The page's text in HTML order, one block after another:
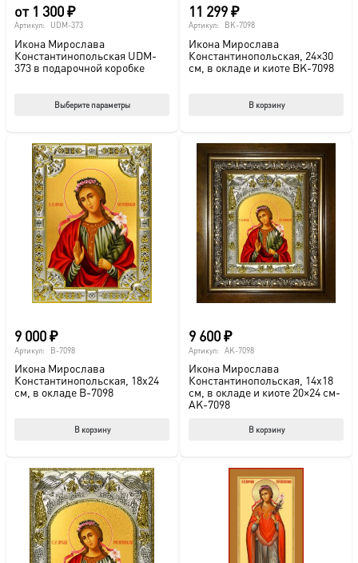
от 1 300₽
Артикул: UDM-373
Икона Мирослава
Константинопольская UDM-
373 в подарочной коробке
Выберите параметры
11 299₽
Артикул: BK-7098
Икона Мирослава
Константинопольская, 24×30
см, в окладе и киоте BK-7098
В корзину
9 000₽
Артикул: B-7098
Икона Мирослава
Константинопольская, 18х24
см, в окладе B-7098
В корзину
9 600₽
Артикул: AK-7098
Икона Мирослава
Константинопольская, 14х18
см, в окладе и киоте 20×24 см-
AK-7098
В корзину